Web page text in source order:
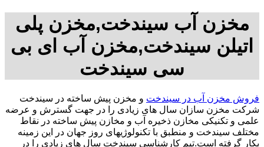
مخزن آب سیندخت,مخزن پلی
اتیلن سیندخت,مخزن آب ای بی
سی سیندخت
فروش مخزن آب در سیندخت و مخزن پیش ساخته در سیندخت
شرکت مخزن سازان سال های زیادی را در جهت گسترش و عرضه
علمی و تکنیکی مخازن ذخیره آب و مخازن پیش ساخته در نقاط
مختلف سیندخت و منطبق با تکنولوژیهای روز جهان در این زمینه
بکار گرفته است.تیم کارشناسی سیندخت سال های زیادی را در